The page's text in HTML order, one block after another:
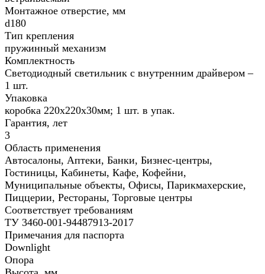
Монтажное отверстие, мм
d180
Тип крепления
пружинный механизм
Комплектность
Светодиодный светильник с внутренним драйвером –
1 шт.
Упаковка
коробка 220х220х30мм; 1 шт. в упак.
Гарантия, лет
3
Область применения
Автосалоны, Аптеки, Банки, Бизнес-центры,
Гостиницы, Кабинеты, Кафе, Кофейни,
Муниципальные объекты, Офисы, Парикмахерские,
Пиццерии, Рестораны, Торговые центры
Соответствует требованиям
ТУ 3460-001-94487913-2017
Примечания для паспорта
Downlight
Опора